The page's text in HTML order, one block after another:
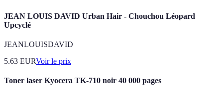
JEAN LOUIS DAVID Urban Hair - Chouchou Léopard
Upcyclé
JEANLOUISDAVID
5.63 EURVoir le prix
Toner laser Kyocera TK-710 noir 40 000 pages